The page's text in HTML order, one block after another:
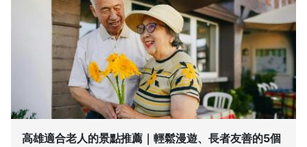
高雄適合老人的景點推薦｜輕鬆漫遊、長者友善的5個